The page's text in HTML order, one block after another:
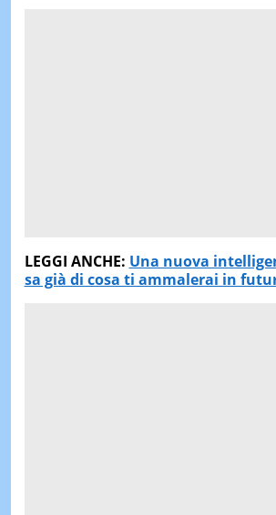
LEGGI ANCHE: Una nuova
sa già di cosa ti ammalerai in